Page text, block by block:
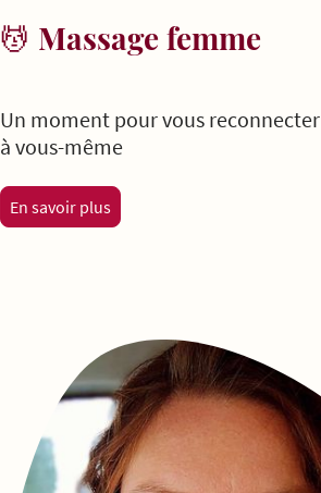
💆 Massage femme
Un moment pour vous reconnecter
à vous-même
En savoir plus